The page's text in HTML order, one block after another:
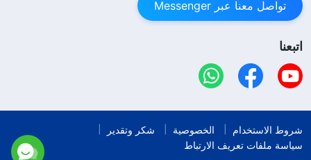
تواصل معنا عبر Messenger
اتبعنا
شروط الاستخدام الخصوصية
شكر وتقدير
سياسة ملفات تعريف الارتباط